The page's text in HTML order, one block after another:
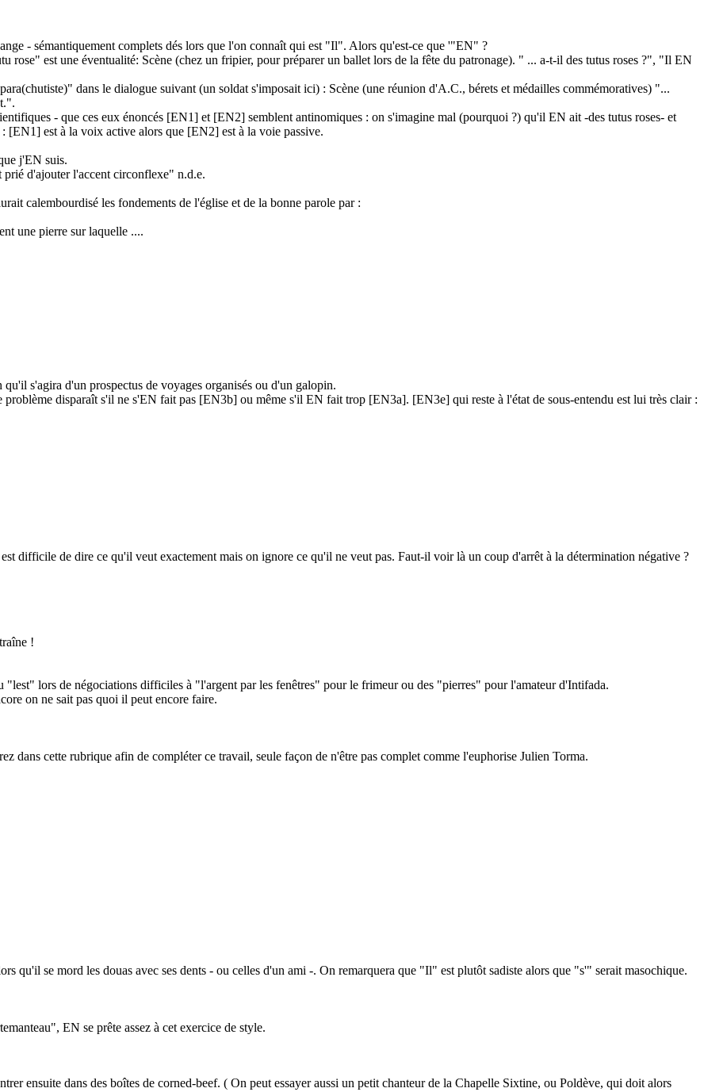
- sémantiquement complets dés lors que l'on connaît qui est "Il". Alors qu'est-ce que '"EN" ?
est une éventualité: Scène (chez un fripier, pour préparer un ballet lors de la fête du patronage). " ... a-t-il des tutus roses ?", "Il EN
dans le dialogue suivant (un soldat s'imposait ici) : Scène (une réunion d'A.C., bérets et médailles commémoratives) "...
- que ces eux énoncés [EN1] et [EN2] semblent antinomiques : on s'imagine mal (pourquoi ?) qu'il EN ait -des tutus roses- et
est à la voix active alors que [EN2] est à la voie passive.
j'EN suis.
d'ajouter l'accent circonflexe" n.d.e.
calembourdisé les fondements de l'église et de la bonne parole par :
une pierre sur laquelle ....
s'agira d'un prospectus de voyages organisés ou d'un galopin.
disparaît s'il ne s'EN fait pas [EN3b] ou même s'il EN fait trop [EN3a]. [EN3e] qui reste à l'état de sous-entendu est lui très clair :
difficile de dire ce qu'il veut exactement mais on ignore ce qu'il ne veut pas. Faut-il voir là un coup d'arrêt à la détermination négative ?
!
lors de négociations difficiles à "l'argent par les fenêtres" pour le frimeur ou des "pierres" pour l'amateur d'Intifada.
on ne sait pas quoi il peut encore faire.
dans cette rubrique afin de compléter ce travail, seule façon de n'être pas complet comme l'euphorise Julien Torma.
qu'il se mord les douas avec ses dents - ou celles d'un ami -. On remarquera que "Il" est plutôt sadiste alors que "s'" serait masochique.
EN se prête assez à cet exercice de style.
ensuite dans des boîtes de corned-beef. ( On peut essayer aussi un petit chanteur de la Chapelle Sixtine, ou Poldève, qui doit alors